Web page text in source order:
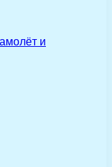
и